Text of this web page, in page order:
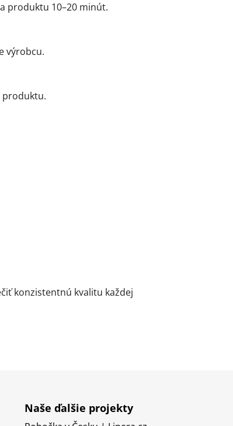
produktu 10–20 minút.
výrobcu.
produktu.
konzistentnú kvalitu každej
Naše ďalšie projekty